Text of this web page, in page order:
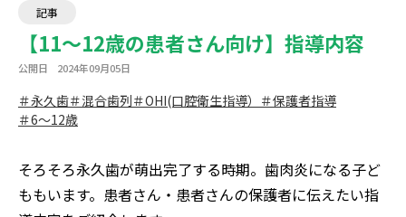
記事
【11～12歳の患者さん向け】指導内容
公開日 2024年09月05日
＃永久歯＃混合歯列＃OHI(口腔衛生指導） ＃保護者指導
＃6～12歳
そろそろ永久歯が萌出完了する時期。歯肉炎になる子ど
ももいます。患者さん・患者さんの保護者に伝えたい指